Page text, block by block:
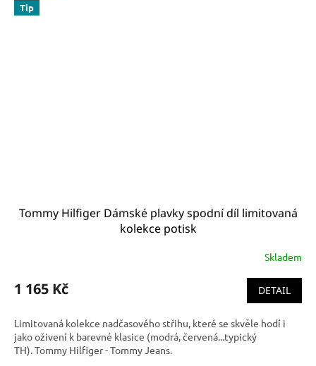
Tip
Tommy Hilfiger Dámské plavky spodní díl limitovaná
kolekce potisk
Skladem
1 165 Kč DETAIL
Limitovaná kolekce nadčasového střihu, které se skvěle hodí i
jako oživení k barevné klasice (modrá, červená...typický
TH). Tommy Hilfiger - Tommy Jeans.